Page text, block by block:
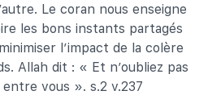
Le coran nous enseigne
les bons instants partagés
l’impact de la colère
Allah dit : « Et n’oubliez pas
entre vous ». s.2 v.237